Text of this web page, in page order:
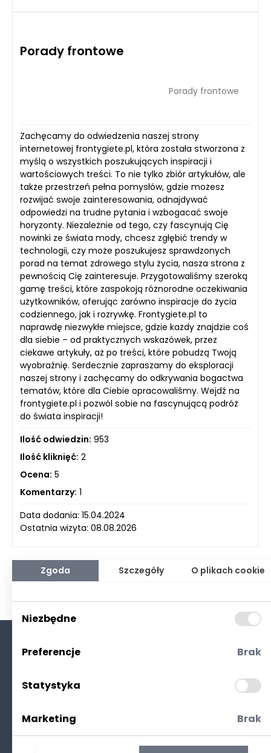
Porady frontowe
Porady frontowe
Zachęcamy do odwiedzenia naszej strony
internetowej frontygiete.pl, która została stworzona z
myślą o wszystkich poszukujących inspiracji i
wartościowych treści. To nie tylko zbiór artykułów, ale
także przestrzeń pełna pomysłów, gdzie możesz
rozwijać swoje zainteresowania, odnajdywać
odpowiedzi na trudne pytania i wzbogacać swoje
horyzonty. Niezależnie od tego, czy fascynują Cię
nowinki ze świata mody, chcesz zgłębić trendy w
technologii, czy może poszukujesz sprawdzonych
porad na temat zdrowego stylu życia, nasza strona z
pewnością Cię zainteresuje. Przygotowaliśmy szeroką
gamę treści, które zaspokoją różnorodne oczekiwania
użytkowników, oferując zarówno inspiracje do życia
codziennego, jak i rozrywkę. Frontygiete.pl to
naprawdę niezwykłe miejsce, gdzie każdy znajdzie coś
dla siebie – od praktycznych wskazówek, przez
ciekawe artykuły, aż po treści, które pobudzą Twoją
wyobraźnię. Serdecznie zapraszamy do eksploracji
naszej strony i zachęcamy do odkrywania bogactwa
tematów, które dla Ciebie opracowaliśmy. Wejdź na
frontygiete.pl i pozwól sobie na fascynującą podróż
do świata inspiracji!
Ilość odwiedzin: 953
Ilość kliknięć: 2
Ocena: 5
Komentarzy: 1
Data dodania: 15.04.2024
Ostatnia wizyta: 08.08.2026
Polityka prywatności
Zgoda Szczegóły O plikach cookie
Niezbędne
Preferencje Brak
Statystyka
Marketing Brak